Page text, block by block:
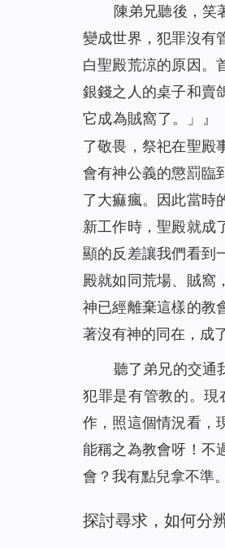
陳弟兄聽後，笑
變成世界，犯罪沒有
白聖殿荒涼的原因。
銀錢之人的桌子和賣
它成為賊窩了。
」』
了敬畏，祭祀在聖殿
會有神公義的懲罰臨
了大痲瘋。因此當時
新工作時，聖殿就成
顯的反差讓我們看到
殿就如同荒場、賊窩
神已經離棄這樣的教
著沒有神的同在，成
聽了弟兄的交通
犯罪是有管教的。
作，照這個情況看，
能稱之為教會呀！不
會？我有點兒拿不準。
探討尋求，如何分